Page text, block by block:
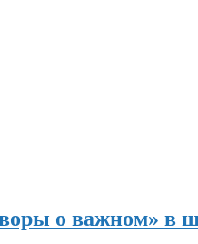
о важном» в